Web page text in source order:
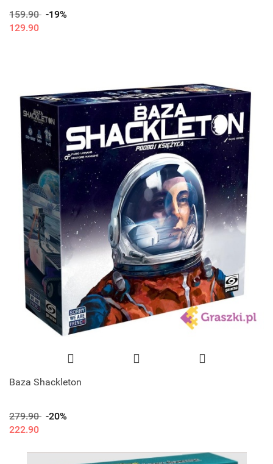
159.90 -19%
129.90
Baza Shackleton
279.90 -20%
222.90